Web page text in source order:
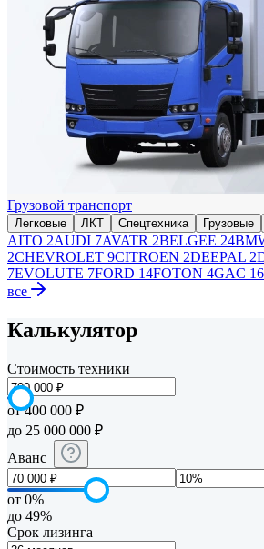
Грузовой транспорт
Легковые ЛКТ Спецтехника Грузовые
AITO 2AUDI 7AVATR 2BELGEE 24
2CHEVROLET 9CITROEN 2DEEPAL 2
7EVOLUTE 7FORD 14FOTON 4GAC 16
все
Калькулятор
Стоимость техники
от 400 000 ₽
до 25 000 000 ₽
Аванс
от 0%
до 49%
Срок лизинга